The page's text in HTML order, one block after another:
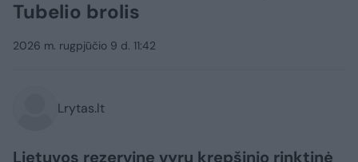
Tubelio brolis
2026 m. rugpjūčio 9 d. 11:42
Lrytas.lt
Lietuvos rezervinę vyrų krepšinio rinktinė